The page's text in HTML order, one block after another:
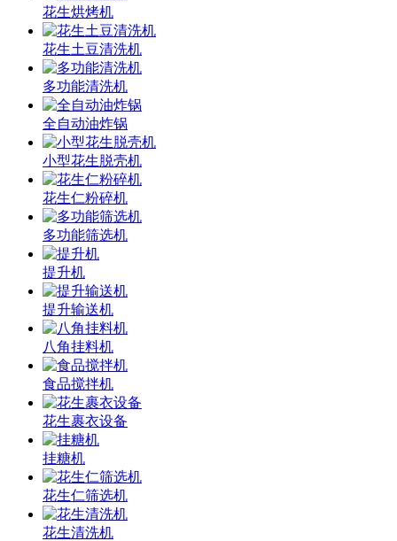
花生烘烤机
花生土豆清洗机
多功能清洗机
全自动油炸锅
小型花生脱壳机
花生仁粉碎机
多功能筛选机
提升机
提升输送机
八角挂料机
食品搅拌机
花生裹衣设备
挂糖机
花生仁筛选机
花生清洗机